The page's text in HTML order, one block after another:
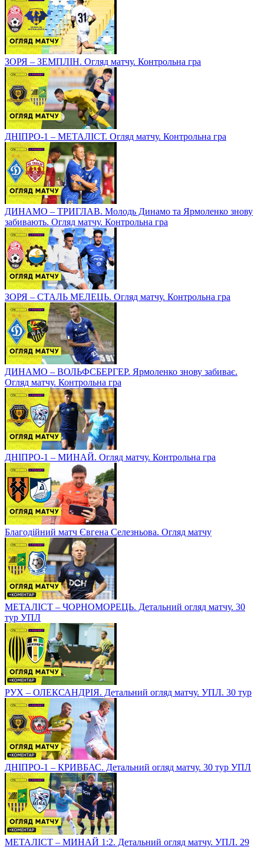
ЗОРЯ – ЗЕМПЛІН. Огляд матчу. Контрольна гра
ДНІПРО-1 – МЕТАЛІСТ. Огляд матчу. Контрольна гра
ДИНАМО – ТРИГЛАВ. Молодь Динамо та Ярмоленко знову
забивають. Огляд матчу. Контрольна гра
ЗОРЯ – СТАЛЬ МЕЛЕЦЬ. Огляд матчу. Контрольна гра
ДИНАМО – ВОЛЬФСБЕРГЕР. Ярмоленко знову забиває.
Огляд матчу. Контрольна гра
ДНІПРО-1 – МИНАЙ. Огляд матчу. Контрольна гра
Благодійний матч Євгена Селезньова. Огляд матчу
МЕТАЛІСТ – ЧОРНОМОРЕЦЬ. Детальний огляд матчу. 30
тур УПЛ
РУХ – ОЛЕКСАНДРІЯ. Детальний огляд матчу. УПЛ. 30 тур
ДНІПРО-1 – КРИВБАС. Детальний огляд матчу. 30 тур УПЛ
МЕТАЛІСТ – МИНАЙ 1:2. Детальний огляд матчу. УПЛ. 29